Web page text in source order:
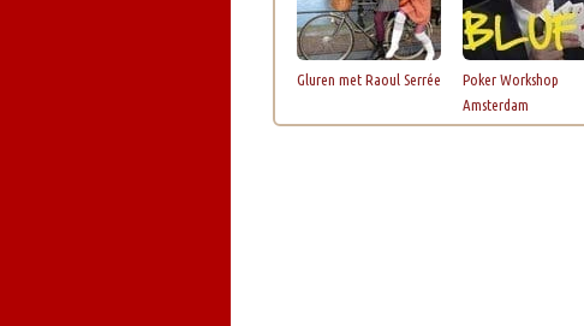
Gluren met Raoul Serrée
Poker Workshop
Amsterdam